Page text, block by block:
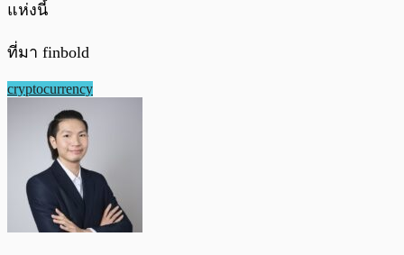
แห่งนี้
ที่มา finbold
cryptocurrency